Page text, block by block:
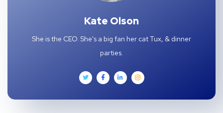
Kate Olson
She is the CEO. She's a big fan her cat Tux, & dinner
parties.